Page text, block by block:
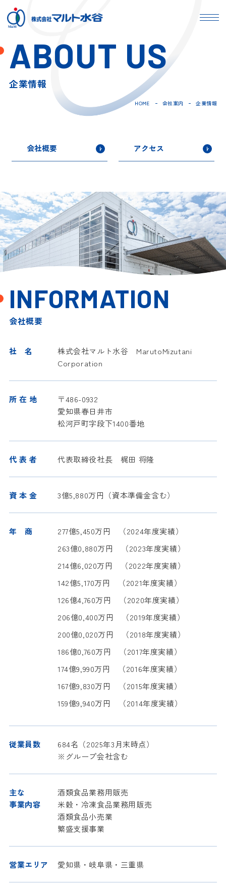
ABOUT US
企業情報
HOME 会社案内 企業情報
会社概要 アクセス
INFORMATION
会社概要
社 名
株式会社マルト水谷 MarutoMizutani
Corporation
所 在 地
〒486-0932
愛知県春日井市
松河戸町字段下1400番地
代 表 者 代表取締役社長 梶田 将隆
資 本 金 3億5,880万円（資本準備金含む）
年 商
277億5,450万円 （2024年度実績）
263億0,880万円 （2023年度実績）
214億6,020万円 （2022年度実績）
142億5,170万円 （2021年度実績）
126億4,760万円 （2020年度実績）
206億0,400万円 （2019年度実績）
200億0,020万円 （2018年度実績）
186億0,760万円 （2017年度実績）
174億9,990万円 （2016年度実績）
167億9,830万円 （2015年度実績）
159億9,940万円 （2014年度実績）
従業員数
684名（2025年3月末時点）
※グループ会社含む
主な
事業内容
酒類食品業務用販売
米穀・冷凍食品業務用販売
酒類食品小売業
繁盛支援事業
営業エリア 愛知県・岐阜県・三重県